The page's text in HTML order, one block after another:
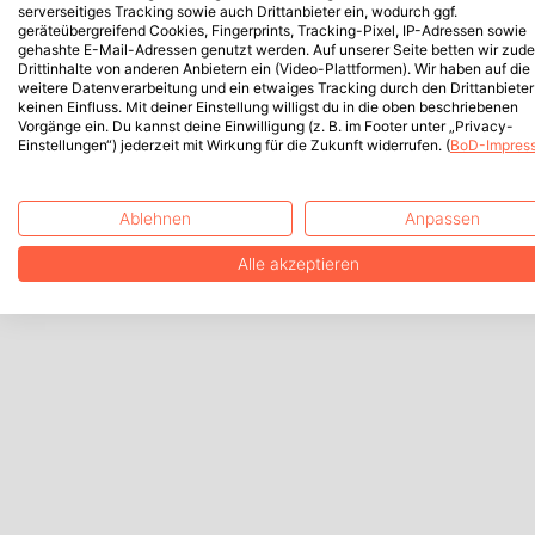
serverseitiges Tracking sowie auch Drittanbieter ein, wodurch ggf.
geräteübergreifend Cookies, Fingerprints, Tracking-Pixel, IP-Adressen sowie
gehashte E-Mail-Adressen genutzt werden. Auf unserer Seite betten wir
Drittinhalte von anderen Anbietern ein (Video-Plattformen). Wir haben auf die
weitere Datenverarbeitung und ein etwaiges Tracking durch den Drittanbieter
keinen Einfluss. Mit deiner Einstellung willigst du in die oben beschriebenen
Vorgänge ein. Du kannst deine Einwilligung (z. B. im Footer unter „Privacy-
Einstellungen“) jederzeit mit Wirkung für die Zukunft widerrufen. (BoD-
Ablehnen Anpassen
Alle akzeptieren